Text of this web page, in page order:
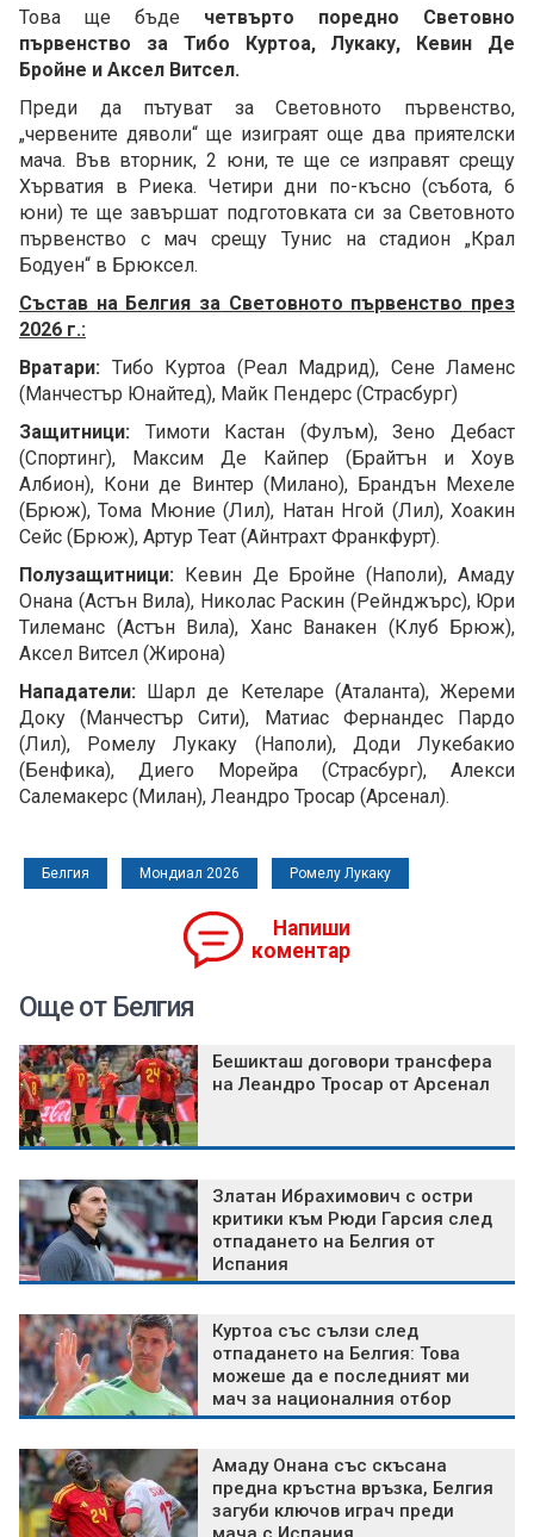
Това ще бъде четвърто поредно Световно
първенство за Тибо Куртоа, Лукаку, Кевин Де
Бройне и Аксел Витсел.
Преди да пътуват за Световното първенство,
„червените дяволи“ ще изиграят още два приятелски
мача. Във вторник, 2 юни, те ще се изправят срещу
Хърватия в Риека. Четири дни по-късно (събота, 6
юни) те ще завършат подготовката си за Световното
първенство с мач срещу Тунис на стадион „Крал
Бодуен“ в Брюксел.
Състав на Белгия за Световното първенство през
2026 г.:
Вратари: Тибо Куртоа (Реал Мадрид), Сене Ламенс
(Манчестър Юнайтед), Майк Пендерс (Страсбург)
Защитници: Тимоти Кастан (Фулъм), Зено Дебаст
(Спортинг), Максим Де Кайпер (Брайтън и Хоув
Албион), Кони де Винтер (Милано), Брандън Мехеле
(Брюж), Тома Мюние (Лил), Натан Нгой (Лил), Хоакин
Сейс (Брюж), Артур Теат (Айнтрахт Франкфурт).
Полузащитници:
Кевин Де Бройне (Наполи), Амаду
Онана (Астън Вила), Николас Раскин (Рейнджърс), Юри
Тилеманс (Астън Вила), Ханс Ванакен (Клуб Брюж),
Аксел Витсел (Жирона)
Нападатели: Шарл де Кетеларе (Аталанта), Жереми
Доку (Манчестър Сити), Матиас Фернандес Пардо
(Лил), Ромелу Лукаку (Наполи), Доди Лукебакио
(Бенфика), Диего Морейра (Страсбург), Алекси
Салемакерс (Милан), Леандро Тросар (Арсенал).
Белгия Мондиал 2026 Ромелу Лукаку
Напиши
коментар
Още от Белгия
Бешикташ договори трансфера
на Леандро Тросар от Арсенал
Златан Ибрахимович с остри
критики към Рюди Гарсия след
отпадането на Белгия от
Испания
Куртоа със сълзи след
отпадането на Белгия: Това
можеше да е последният ми
мач за националния отбор
Амаду Онана със скъсана
предна кръстна връзка, Белгия
загуби ключов играч преди